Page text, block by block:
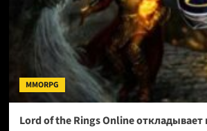
вместе
с
публикацией
нового
трейлера
MMORPG
Lord of the Rings Online